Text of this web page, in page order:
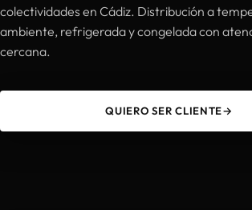
colectividades en Cádiz. Distribución a
ambiente, refrigerada y congelada con
cercana.
QUIERO SER CLIENTE→